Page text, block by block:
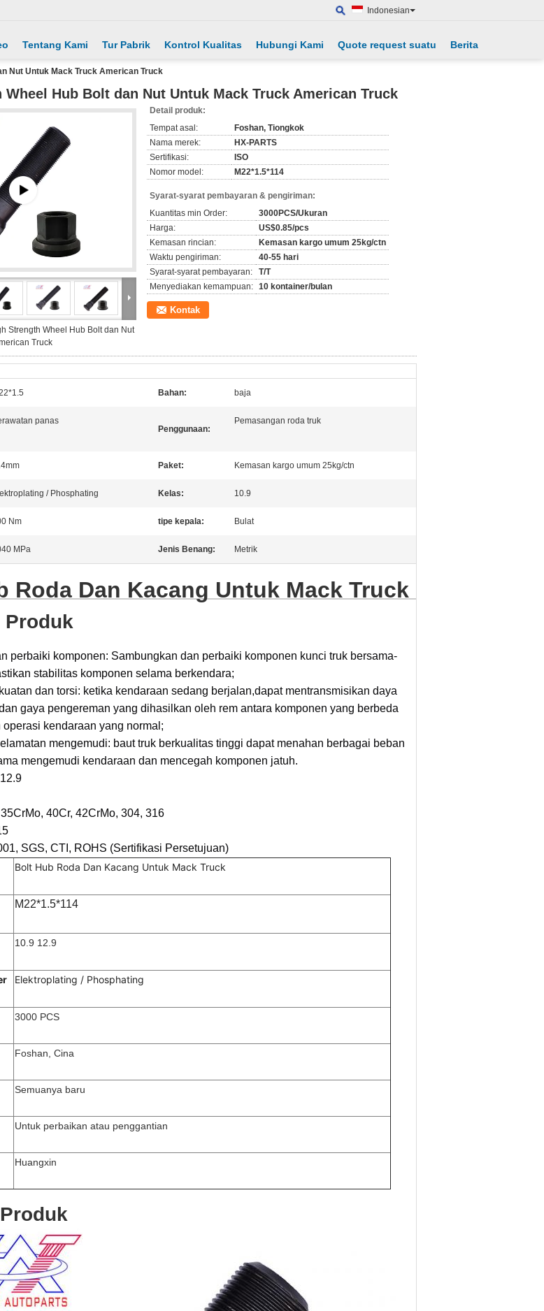
Indonesian
Tentang Kami Tur Pabrik Kontrol Kualitas Hubungi Kami Quote request suatu Berita
Nut Untuk Mack Truck American Truck
Wheel Hub Bolt dan Nut Untuk Mack Truck American Truck
Strength Wheel Hub Bolt dan Nut
Truck
Detail produk:
Tempat asal:
Foshan, Tiongkok
Nama merek:
HX-PARTS
Sertifikasi:
ISO
Nomor model:
M22*1.5*114
Syarat-syarat pembayaran & pengiriman:
Kuantitas min Order:
3000PCS/Ukuran
Harga:
US$0.85/pcs
Kemasan rincian:
Kemasan kargo umum 25kg/ctn
Waktu pengiriman:
40-55 hari
Syarat-syarat pembayaran:
T/T
Menyediakan kemampuan: 10 kontainer/bulan
Kontak
Bahan: baja
panas
Penggunaan:
Pemasangan roda truk
Paket: Kemasan kargo umum 25kg/ctn
/ Phosphating Kelas: 10.9
Nm tipe kepala: Bulat
MPa Jenis Benang: Metrik
Roda Dan Kacang Untuk Mack Truck
perbaiki komponen: Sambungkan dan perbaiki komponen kunci truk bersama-
stabilitas komponen selama berkendara;
dan torsi: ketika kendaraan sedang berjalan,dapat mentransmisikan daya
gaya pengereman yang dihasilkan oleh rem antara komponen yang berbeda
operasi kendaraan yang normal;
mengemudi: baut truk berkualitas tinggi dapat menahan berbagai beban
mengemudi kendaraan dan mencegah komponen jatuh.
40Cr, 42CrMo, 304, 316
SGS, CTI, ROHS (Sertifikasi Persetujuan)
Bolt Hub Roda Dan Kacang Untuk Mack Truck
M22*1.5*114
10.9 12.9
Elektroplating / Phosphating
3000 PCS
Foshan, Cina
Semuanya baru
Untuk perbaikan atau penggantian
Huangxin